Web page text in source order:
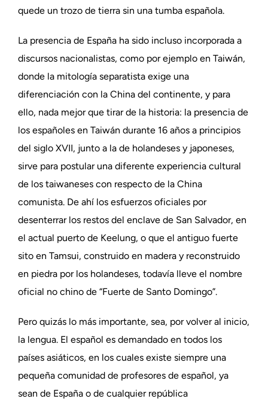
quede un trozo de tierra sin una tumba española.
La presencia de España ha sido incluso incorporada a
discursos nacionalistas, como por ejemplo en Taiwán,
donde la mitología separatista exige una
diferenciación con la China del continente, y para
ello, nada mejor que tirar de la historia: la presencia de
los españoles en Taiwán durante 16 años a principios
del siglo XVII, junto a la de holandeses y japoneses,
sirve para postular una diferente experiencia cultural
de los taiwaneses con respecto de la China
comunista. De ahí los esfuerzos oficiales por
desenterrar los restos del enclave de San Salvador, en
el actual puerto de Keelung, o que el antiguo fuerte
sito en Tamsui, construido en madera y reconstruido
en piedra por los holandeses, todavía lleve el nombre
oficial no chino de “Fuerte de Santo Domingo”.
Pero quizás lo más importante, sea, por volver al inicio,
la lengua. El español es demandado en todos los
países asiáticos, en los cuales existe siempre una
pequeña comunidad de profesores de español, ya
sean de España o de cualquier república